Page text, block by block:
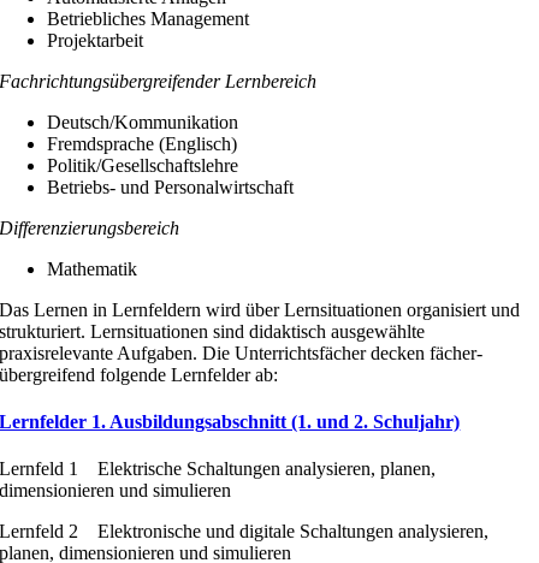
Betriebliches Management
Projektarbeit
Fachrichtungsübergreifender Lernbereich
Deutsch/Kommunikation
Fremdsprache (Englisch)
Politik/Gesellschaftslehre
Betriebs- und Personalwirtschaft
Differenzierungsbereich
Mathematik
Das Lernen in Lernfeldern wird über Lernsituationen organisiert und
strukturiert. Lernsituationen sind didaktisch ausgewählte
praxisrelevante Aufgaben. Die Unterrichtsfächer decken fächer-
übergreifend folgende Lernfelder ab:
Lernfelder 1. Ausbildungsabschnitt (1. und 2. Schuljahr)
Lernfeld 1 Elektrische Schaltungen analysieren, planen,
dimensionieren und simulieren
Lernfeld 2 Elektronische und digitale Schaltungen analysieren,
planen, dimensionieren und simulieren